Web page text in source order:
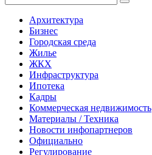
Архитектура
Бизнес
Городская среда
Жилье
ЖКХ
Инфраструктура
Ипотека
Кадры
Коммерческая недвижимость
Материалы / Техника
Новости инфопартнеров
Официально
Регулирование